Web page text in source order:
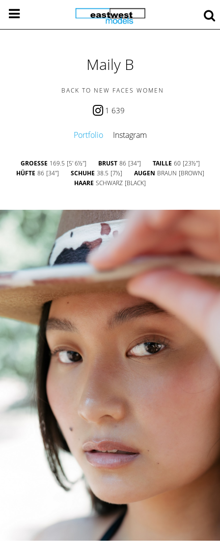
Maily B
BACK TO NEW FACES WOMEN
1 639
Portfolio Instagram
GROESSE 169.5 [5' 6½''] BRUST 86 [34''] TAILLE 60 [23½'']
HÜFTE 86 [34''] SCHUHE 38.5 [7½] AUGEN BRAUN [BROWN]
HAARE SCHWARZ [BLACK]